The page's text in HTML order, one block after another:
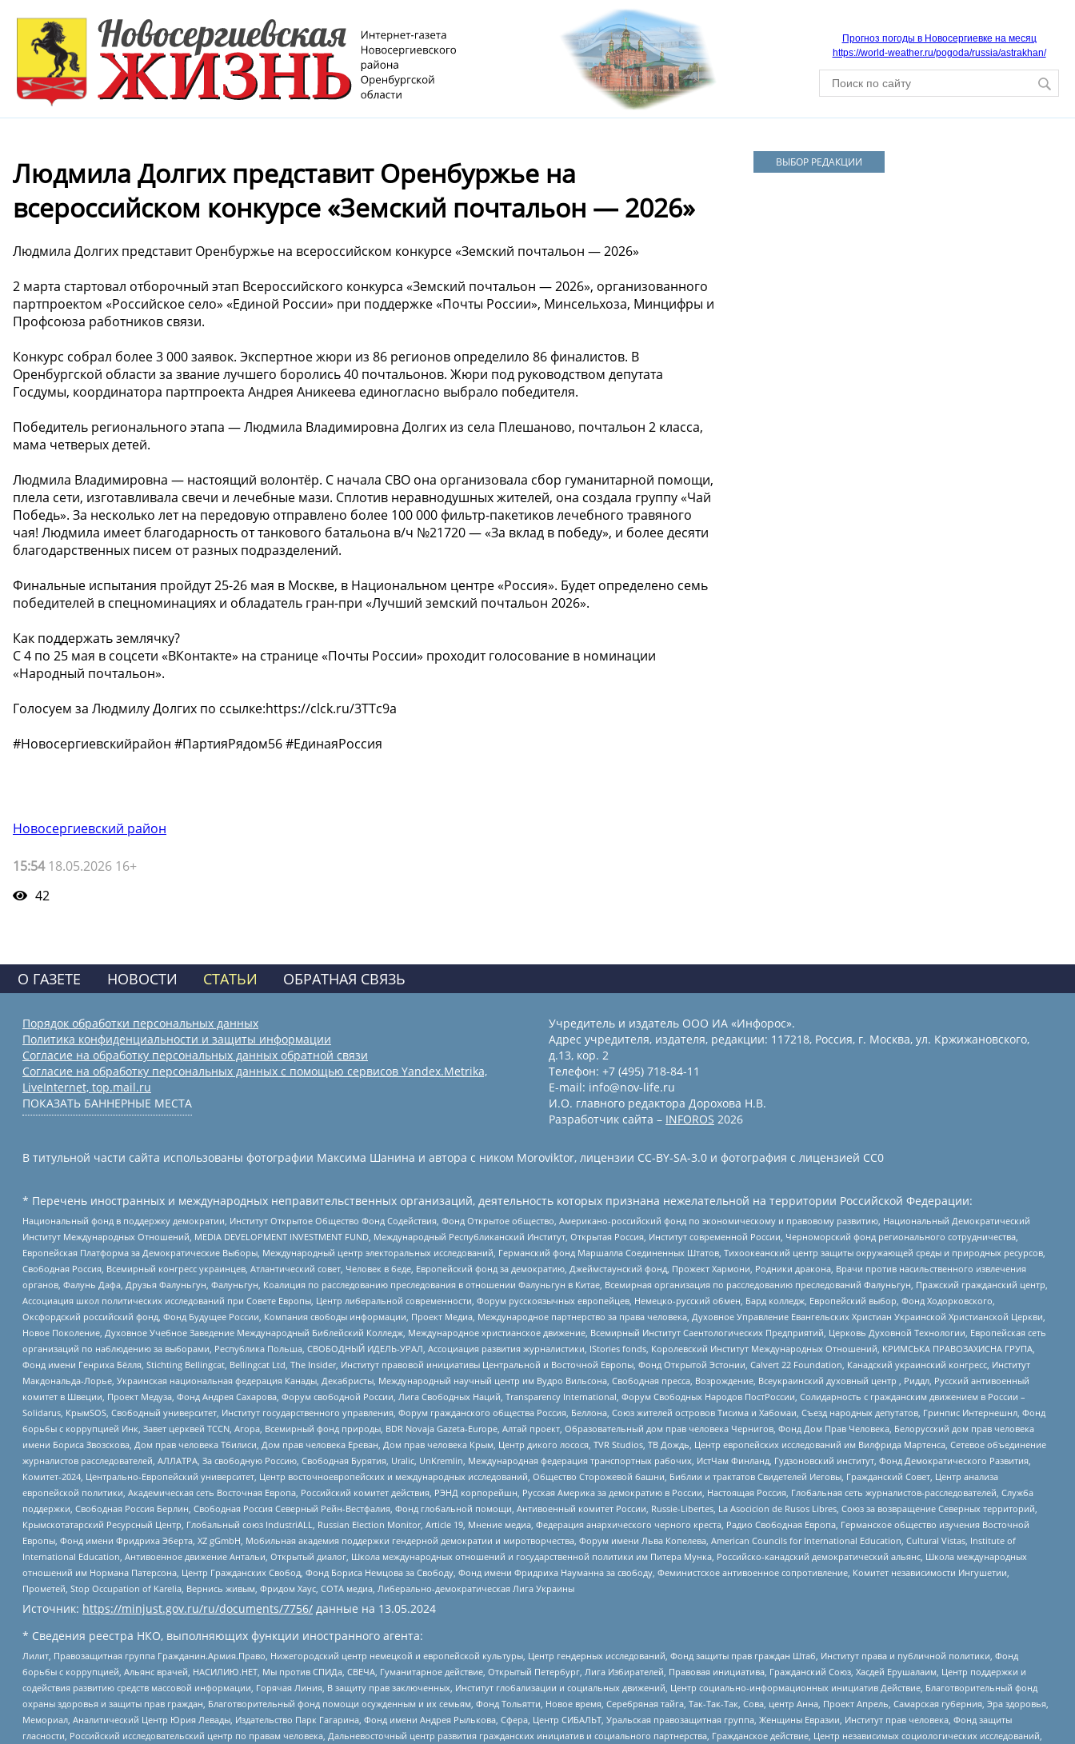
Прогноз погоды в Новосергиевке на месяц
https://world-weather.ru/pogoda/russia/astrakhan/
Людмила Долгих представит Оренбуржье на
всероссийском конкурсе «Земский почтальон — 2026»
Людмила Долгих представит Оренбуржье на всероссийском конкурсе «Земский почтальон — 2026»
2 марта стартовал отборочный этап Всероссийского конкурса «Земский почтальон — 2026», организованного
партпроектом «Российское село» «Единой России» при поддержке «Почты России», Минсельхоза, Минцифры и
Профсоюза работников связи.
Конкурс собрал более 3 000 заявок. Экспертное жюри из 86 регионов определило 86 финалистов. В
Оренбургской области за звание лучшего боролись 40 почтальонов. Жюри под руководством депутата
Госдумы, координатора партпроекта Андрея Аникеева единогласно выбрало победителя.
Победитель регионального этапа — Людмила Владимировна Долгих из села Плешаново, почтальон 2 класса,
мама четверых детей.
Людмила Владимировна — настоящий волонтёр. С начала СВО она организовала сбор гуманитарной помощи,
плела сети, изготавливала свечи и лечебные мази. Сплотив неравнодушных жителей, она создала группу «Чай
Победь». За несколько лет на передовую отправлено более 100 000 фильтр-пакетиков лечебного травяного
чая! Людмила имеет благодарность от танкового батальона в/ч №21720 — «За вклад в победу», и более десяти
благодарственных писем от разных подразделений.
Финальные испытания пройдут 25-26 мая в Москве, в Национальном центре «Россия». Будет определено семь
победителей в спецноминациях и обладатель гран-при «Лучший земский почтальон 2026».
Как поддержать землячку?
С 4 по 25 мая в соцсети «ВКонтакте» на странице «Почты России» проходит голосование в номинации
«Народный почтальон».
Голосуем за Людмилу Долгих по ссылке:https://clck.ru/3TTc9a
#Новосергиевскийрайон #ПартияРядом56 #ЕдинаяРоссия
Новосергиевский район
15:5418.05.2026 16+
42
ВЫБОР РЕДАКЦИИ
О ГАЗЕТЕ НОВОСТИ СТАТЬИ ОБРАТНАЯ СВЯЗЬ
Порядок обработки персональных данных
Политика конфиденциальности и защиты информации
Согласие на обработку персональных данных обратной связи
Согласие на обработку персональных данных с помощью сервисов Yandex.Metrika,
LiveInternet, top.mail.ru
ПОКАЗАТЬ БАННЕРНЫЕ МЕСТА
Учредитель и издатель ООО ИА «Инфорос».
Адрес учредителя, издателя, редакции: 117218, Россия, г. Москва, ул. Кржижановского,
д.13, кор. 2
Телефон: +7 (495) 718-84-11
E-mail: info@nov-life.ru
И.О. главного редактора Дорохова Н.В.
Разработчик сайта – INFOROS 2026
В титульной части сайта использованы фотографии Максима Шанина и автора с ником Moroviktor, лицензии CC-BY-SA-3.0 и фотография с лицензией СС0
* Перечень иностранных и международных неправительственных организаций, деятельность которых признана нежелательной на территории Российской Федерации:
Национальный фонд в поддержку демократии, Институт Открытое Общество Фонд Содействия, Фонд Открытое общество, Американо-российский фонд по экономическому и правовому развитию, Национальный Демократический
Институт Международных Отношений, MEDIA DEVELOPMENT INVESTMENT FUND, Международный Республиканский Институт, Открытая Россия, Институт современной России, Черноморский фонд регионального сотрудничества,
Европейская Платформа за Демократические Выборы, Международный центр электоральных исследований, Германский фонд Маршалла Соединенных Штатов, Тихоокеанский центр защиты окружающей среды и природных ресурсов,
Свободная Россия, Всемирный конгресс украинцев, Атлантический совет, Человек в беде, Европейский фонд за демократию, Джеймстаунский фонд, Прожект Хармони, Родники дракона, Врачи против насильственного извлечения
органов, Фалунь Дафа, Друзья Фалуньгун, Фалуньгун, Коалиция по расследованию преследования в отношении Фалуньгун в Китае, Всемирная организация по расследованию преследований Фалуньгун, Пражский гражданский центр,
Ассоциация школ политических исследований при Совете Европы, Центр либеральной современности, Форум русскоязычных европейцев, Немецко-русский обмен, Бард колледж, Европейский выбор, Фонд Ходорковского,
Оксфордский российский фонд, Фонд Будущее России, Компания свободы информации, Проект Медиа, Международное партнерство за права человека, Духовное Управление Евангельских Христиан Украинской Христианской Церкви,
Новое Поколение, Духовное Учебное Заведение Международный Библейский Колледж, Международное христианское движение, Всемирный Институт Саентологических Предприятий, Церковь Духовной Технологии, Европейская сеть
организаций по наблюдению за выборами, Республика Польша, СВОБОДНЫЙ ИДЕЛЬ-УРАЛ, Ассоциация развития журналистики, IStories fonds, Королевский Институт Международных Отношений, КРИМСЬКА ПРАВОЗАХИСНА ГРУПА,
Фонд имени Генриха Бёлля, Stichting Bellingcat, Bellingcat Ltd, The Insider, Институт правовой инициативы Центральной и Восточной Европы, Фонд Открытой Эстонии, Calvert 22 Foundation, Канадский украинский конгресс, Институт
Макдональда-Лорье, Украинская национальная федерация Канады, Декабристы, Международный научный центр им Вудро Вильсона, Свободная пресса, Возрождение, Всеукраинский духовный центр , Риддл, Русский антивоенный
комитет в Швеции, Проект Медуза, Фонд Андрея Сахарова, Форум свободной России, Лига Свободных Наций, Transparеncy International, Форум Свободных Народов ПостРоссии, Солидарность с гражданским движением в России –
Solidarus, КрымSOS, Свободный университет, Институт государственного управления, Форум гражданского общества Россия, Беллона, Союз жителей островов Тисима и Хабомаи, Съезд народных депутатов, Гринпис Интернешнл, Фонд
борьбы с коррупцией Инк, Завет церквей TCCN, Агора, Всемирный фонд природы, BDR Novaja Gazeta-Europe, Алтай проект, Образовательный дом прав человека Чернигов, Фонд Дом Прав Человека, Белорусский дом прав человека
имени Бориса Звозскова, Дом прав человека Тбилиси, Дом прав человека Ереван, Дом прав человека Крым, Центр дикого лосося, TVR Studios, ТВ Дождь, Центр европейских исследований им Вилфрида Мартенса, Сетевое объединение
журналистов расследователей, АЛЛАТРА, За свободную Россию, Свободная Бурятия, Uralic, UnKremlin, Международная федерация транспортных рабочих, ИстЧам Финланд, Гудзоновский институт, Фонд Демократического Развития,
Комитет-2024, Центрально-Европейский университет, Центр восточноевропейских и международных исследований, Общество Сторожевой башни, Библии и трактатов Свидетелей Иеговы, Гражданский Совет, Центр анализа
европейской политики, Академическая сеть Восточная Европа, Российский комитет действия, РЭНД корпорейшн, Русская Америка за демократию в России, Настоящая Россия, Глобальная сеть журналистов-расследователей, Служба
поддержки, Свободная Россия Берлин, Свободная Россия Северный Рейн-Вестфалия, Фонд глобальной помощи, Антивоенный комитет России, Russie-Libertes, La Asocicion de Rusos Libres, Союз за возвращение Северных территорий,
Крымскотатарский Ресурсный Центр, Глобальный союз IndustriALL, Russian Election Monitor, Article 19, Мнение медиа, Федерация анархического черного креста, Радио Свободная Европа, Германское общество изучения Восточной
Европы, Фонд имени Фридриха Эберта, XZ gGmbH, Мобильная академия поддержки гендерной демократии и миротворчества, Форум имени Льва Копелева, American Councils for International Education, Cultural Vistas, Institute of
International Education, Антивоенное движение Антальи, Открытый диалог, Школа международных отношений и государственной политики им Питера Мунка, Российско-канадский демократический альянс, Школа международных
отношений им Нормана Патерсона, Центр Гражданских Свобод, Фонд Бориса Немцова за Свободу, Фонд имени Фридриха Науманна за свободу, Феминистское антивоенное сопротивление, Комитет независимости Ингушетии,
Прометей, Stop Occupation of Karelia, Вернись живым, Фридом Хаус, СОТА медиа, Либерально-демократическая Лига Украины
Источник: https://minjust.gov.ru/ru/documents/7756/ данные на 13.05.2024
* Сведения реестра НКО, выполняющих функции иностранного агента:
Лилит, Правозащитная группа Гражданин.Армия.Право, Нижегородский центр немецкой и европейской культуры, Центр гендерных исследований, Фонд защиты прав граждан Штаб, Институт права и публичной политики, Фонд
борьбы с коррупцией, Альянс врачей, НАСИЛИЮ.НЕТ, Мы против СПИДа, СВЕЧА, Гуманитарное действие, Открытый Петербург, Лига Избирателей, Правовая инициатива, Гражданский Союз, Хасдей Ерушалаим, Центр поддержки и
содействия развитию средств массовой информации, Горячая Линия, В защиту прав заключенных, Институт глобализации и социальных движений, Центр социально-информационных инициатив Действие, Благотворительный фонд
охраны здоровья и защиты прав граждан, Благотворительный фонд помощи осужденным и их семьям, Фонд Тольятти, Новое время, Серебряная тайга, Так-Так-Так, Сова, центр Анна, Проект Апрель, Самарская губерния, Эра здоровья,
Мемориал, Аналитический Центр Юрия Левады, Издательство Парк Гагарина, Фонд имени Андрея Рылькова, Сфера, Центр СИБАЛЬТ, Уральская правозащитная группа, Женщины Евразии, Институт прав человека, Фонд защиты
гласности, Российский исследовательский центр по правам человека, Дальневосточный центр развития гражданских инициатив и социального партнерства, Гражданское действие, Центр независимых социологических исследований,